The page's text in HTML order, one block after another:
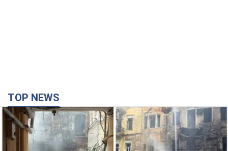
TOP NEWS